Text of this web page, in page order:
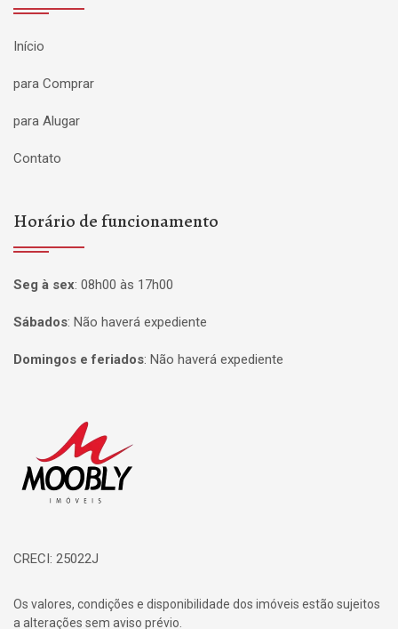
Início
para Comprar
para Alugar
Contato
Horário de funcionamento
Seg à sex: 08h00 às 17h00
Sábados: Não haverá expediente
Domingos e feriados: Não haverá expediente
CRECI: 25022J
Os valores, condições e disponibilidade dos imóveis estão sujeitos
a alterações sem aviso prévio.